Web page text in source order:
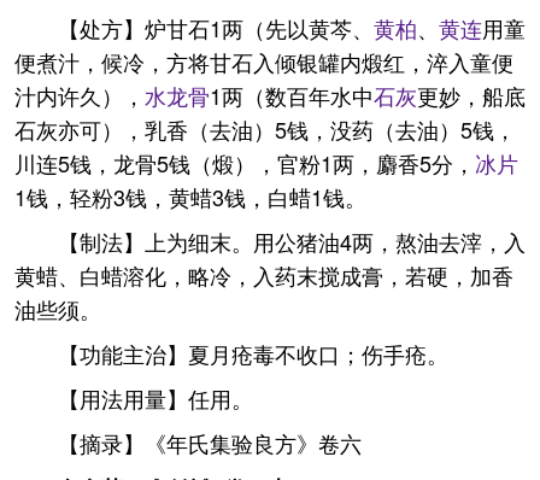
【处方】炉甘石1两（先以黄芩、 黄柏、 黄连用童
便煮汁，候冷，方将甘石入倾银罐内煅红，淬入童便
汁内许久）， 水龙骨1两（数百年水中石灰更妙，船底
石灰亦可），乳香（去油）5钱，没药（去油）5钱，
川连5钱，龙骨5钱（煅），官粉1两，麝香5分， 冰片
1钱，轻粉3钱，黄蜡3钱，白蜡1钱。
【制法】上为细末。用公猪油4两，熬油去滓，入
黄蜡、白蜡溶化，略冷，入药末搅成膏，若硬，加香
油些须。
【功能主治】夏月疮毒不收口；伤手疮。
【用法用量】任用。
【摘录】《年氏集验良方》卷六